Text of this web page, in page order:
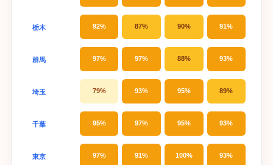
栃木 92% 87% 90% 91%
群馬 97% 97% 88% 93%
埼玉 79% 93% 95% 89%
千葉 95% 97% 95% 93%
東京 97% 91% 100% 93%